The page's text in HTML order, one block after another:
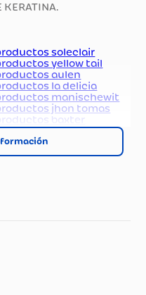
KERATINA.
soleclair
yellow tail
aulen
la delicia
manischewit
jhon tomas
baxter
grupo farma
jaume serra
ophtha